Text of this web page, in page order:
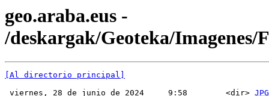
geo.araba.eus -
/deskargak/Geoteka/Imagenes/
[Al directorio principal]
viernes, 28 de junio de 2024     9:58        <dir> JPG